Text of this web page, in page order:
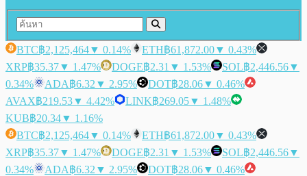
BTC฿2,125,464▼ 0.14% ETH฿61,872.00▼ 0.43%
XRP฿35.37▼ 1.47% DOGE฿2.31 ▼ 1.53% SOL฿2,446.56▼
0.34%
ADA฿6.32 ▼ 2.95% DOT฿28.06▼ 0.46%
AVAX฿219.53▼ 4.42% LINK฿269.05▼ 1.48%
KUB฿20.34▼ 1.16%
BTC฿2,125,464▼ 0.14% ETH฿61,872.00▼ 0.43%
XRP฿35.37▼ 1.47% DOGE฿2.31 ▼ 1.53% SOL฿2,446.56▼
0.34%
ADA฿6.32 ▼ 2.95% DOT฿28.06▼ 0.46%